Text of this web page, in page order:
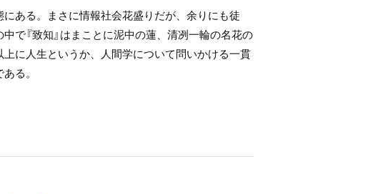
ある。まさに情報社会花盛りだが、余りにも徒
で『致知』はまことに泥中の蓮、清冽一輪の名花の
に人生というか、人間学について問いかける一貫
る。